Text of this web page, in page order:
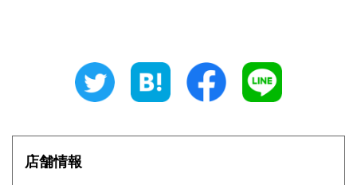
296円 静岡県
店舗情報